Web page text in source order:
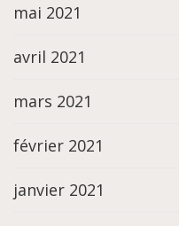
mai 2021
avril 2021
mars 2021
février 2021
janvier 2021